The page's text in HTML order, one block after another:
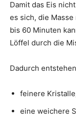
Damit das Eis
es sich, die
bis 60 Minuten
Löffel durch die
Dadurch
feinere
eine weichere